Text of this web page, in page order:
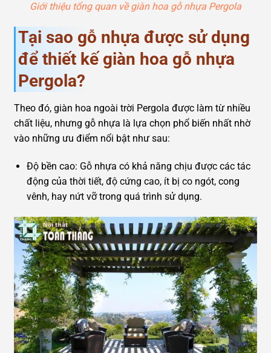
Giới thiệu tổng quan về giàn hoa gỗ nhựa Pergola
Tại sao gỗ nhựa được sử dụng
để thiết kế giàn hoa gỗ nhựa
Pergola?
Theo đó, giàn hoa ngoài trời Pergola được làm từ nhiều
chất liệu, nhưng gỗ nhựa là lựa chọn phổ biến nhất nhờ
vào những ưu điểm nổi bật như sau:
Độ bền cao: Gỗ nhựa có khả năng chịu được các tác
động của thời tiết, độ cứng cao, ít bị co ngót, cong
vênh, hay nứt vỡ trong quá trình sử dụng.